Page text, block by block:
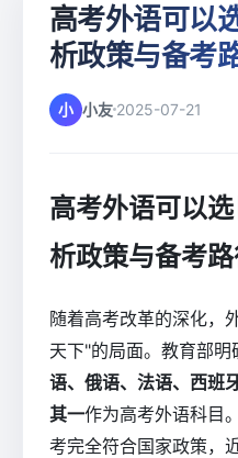
高考外语可以
析政策与备考
小 小友 2025-07-21
高考外语可以
析政策与备考
随着高考改革的深化，
天下"的局面。教育部明
语、俄语、法语、西班
其一作为高考外语科目
考完全符合国家政策，